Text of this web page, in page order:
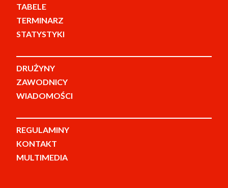
TABELE
TERMINARZ
STATYSTYKI
DRUŻYNY
ZAWODNICY
WIADOMOŚCI
REGULAMINY
KONTAKT
MULTIMEDIA